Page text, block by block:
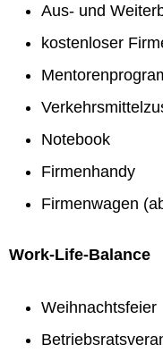
Aus- und
kostenloser
Notebook
Firmenhandy
Firmenwagen
Work-Life-Balance
Weihnachtsfeier